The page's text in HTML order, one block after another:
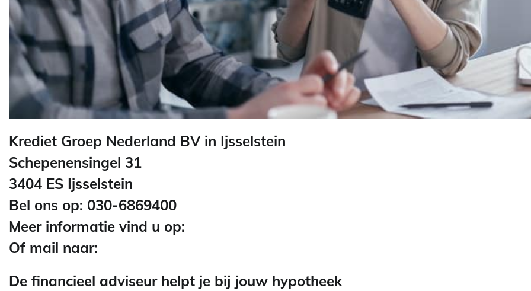
Krediet Groep Nederland BV in Ijsselstein
Schepenensingel 31
3404 ES Ijsselstein
Bel ons op: 030-6869400
Meer informatie vind u op:
Of mail naar:
De financieel adviseur helpt je bij jouw hypotheek